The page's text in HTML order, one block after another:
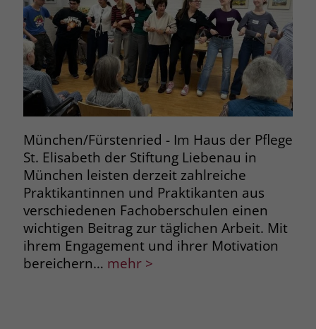
München/Fürstenried - Im Haus der Pflege
St. Elisabeth der Stiftung Liebenau in
München leisten derzeit zahlreiche
Praktikantinnen und Praktikanten aus
verschiedenen Fachoberschulen einen
wichtigen Beitrag zur täglichen Arbeit. Mit
ihrem Engagement und ihrer Motivation
bereichern… mehr >